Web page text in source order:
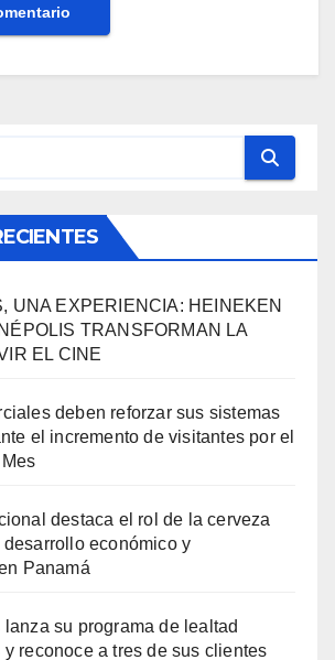
UNA EXPERIENCIA: HEINEKEN
TRANSFORMAN LA
EL CINE
deben reforzar sus sistemas
el incremento de visitantes por el
destaca el rol de la cerveza
desarrollo económico y
Panamá
su programa de lealtad
y reconoce a tres de sus clientes